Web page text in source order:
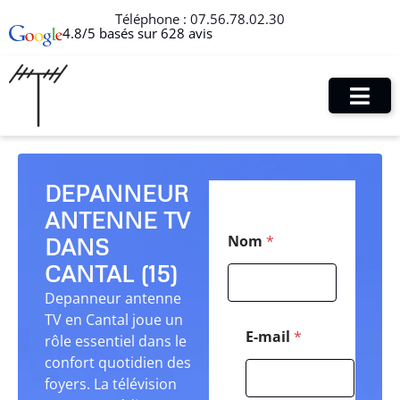
Téléphone : 07.56.78.02.30
4.8/5 basés sur 628 avis
DEPANNEUR
ANTENNE TV
DANS
CANTAL (15)
Depanneur antenne
TV en Cantal joue un
rôle essentiel dans le
confort quotidien des
foyers. La télévision
Nom *
E-mail *